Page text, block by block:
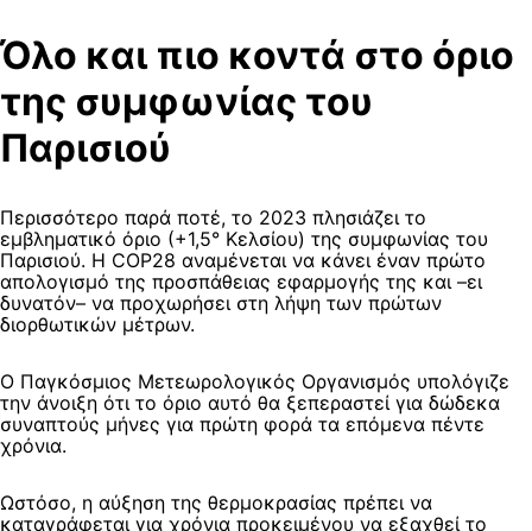
Όλο και πιο κοντά στο όριο
της συμφωνίας του
Παρισιού
Περισσότερο παρά ποτέ, το 2023 πλησιάζει το
εμβληματικό όριο (+1,5° Κελσίου) της συμφωνίας του
Παρισιού. Η COP28 αναμένεται να κάνει έναν πρώτο
απολογισμό της προσπάθειας εφαρμογής της και –ει
δυνατόν– να προχωρήσει στη λήψη των πρώτων
διορθωτικών μέτρων.
Ο Παγκόσμιος Μετεωρολογικός Οργανισμός υπολόγιζε
την άνοιξη ότι το όριο αυτό θα ξεπεραστεί για δώδεκα
συναπτούς μήνες για πρώτη φορά τα επόμενα πέντε
χρόνια.
Ωστόσο, η αύξηση της θερμοκρασίας πρέπει να
καταγράφεται για χρόνια προκειμένου να εξαχθεί το